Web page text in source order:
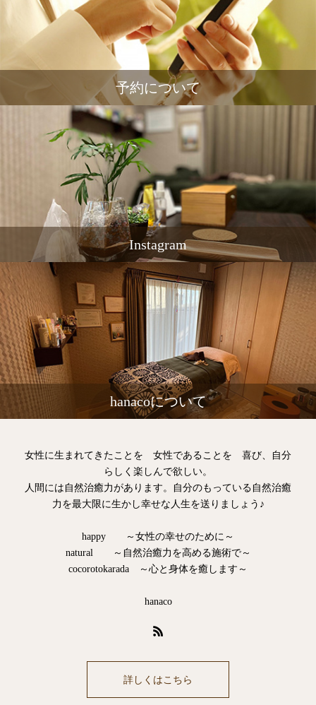
予約について
Instagram
hanacoについて
女性に生まれてきたことを 女性であることを 喜び、自分
らしく楽しんで欲しい。
人間には自然治癒力があります。自分のもっている自然治癒
力を最大限に生かし幸せな人生を送りましょう♪
happy ～女性の幸せのために～
natural ～自然治癒力を高める施術で～
cocorotokarada ～心と身体を癒します～
hanaco
詳しくはこちら